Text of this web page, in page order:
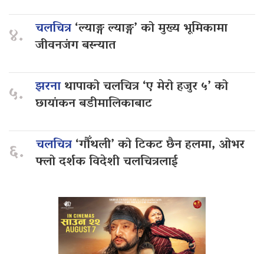
४. चलचित्र‘ल्याङ्ग ल्याङ्ग’ को मुख्य भूमिकामा
जीवनजंग बस्न्यात
५. झरनाथापाको चलचित्र ‘ए मेरो हजुर ५’ को
छायांकन बडीमालिकाबाट
६. चलचित्र‘गौँथली’ को टिकट छैन हलमा, ओभर
फ्लो दर्शक विदेशी चलचित्रलाई